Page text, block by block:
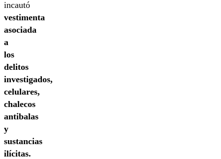
incautó
vestimenta
asociada
a
los
delitos
investigados,
celulares,
chalecos
antibalas
y
sustancias
ilícitas.